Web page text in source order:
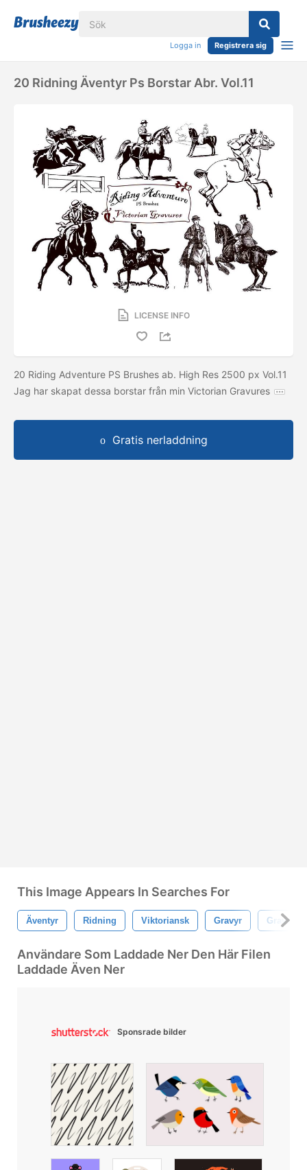
Logga in Registrera sig
20 Ridning Äventyr Ps Borstar Abr. Vol.11
LICENSE INFO
20 Riding Adventure PS Brushes ab. High Res 2500 px Vol.11
Jag har skapat dessa borstar från min Victorian Gravures
Gratis nerladdning
This Image Appears In Searches For
Äventyr Ridning Viktoriansk Gravyr
Användare Som Laddade Ner Den Här Filen
Laddade Även Ner
Sponsrade bilder